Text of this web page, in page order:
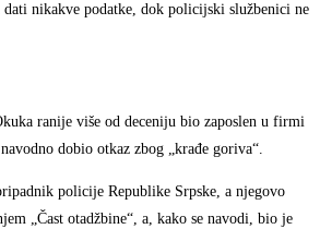
dati nikakve podatke, dok policijski službenici ne
ranije više od deceniju bio zaposlen u firmi
dobio otkaz zbog „krađe goriva“.
policije Republike Srpske, a njegovo
„Čast otadžbine“, a, kako se navodi, bio je